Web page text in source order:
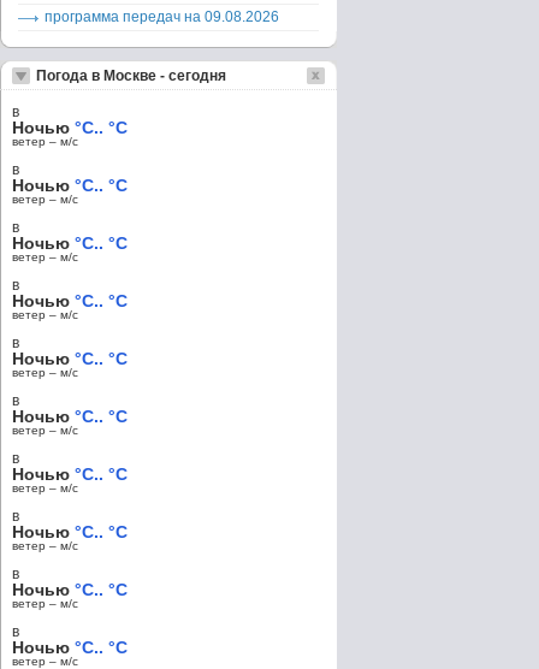
программа передач на 09.08.2026
Погода в Москве - сегодня
в
Ночью °C.. °C
ветер – м/c
в
Ночью °C.. °C
ветер – м/c
в
Ночью °C.. °C
ветер – м/c
в
Ночью °C.. °C
ветер – м/c
в
Ночью °C.. °C
ветер – м/c
в
Ночью °C.. °C
ветер – м/c
в
Ночью °C.. °C
ветер – м/c
в
Ночью °C.. °C
ветер – м/c
в
Ночью °C.. °C
ветер – м/c
в
Ночью °C.. °C
ветер – м/c